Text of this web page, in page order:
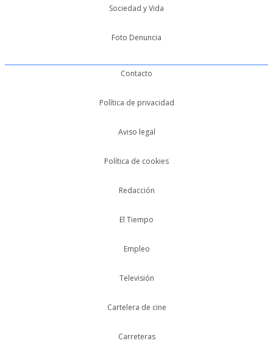
Sociedad y Vida
Foto Denuncia
Contacto
Política de privacidad
Aviso legal
Política de cookies
Redacción
El Tiempo
Empleo
Televisión
Cartelera de cine
Carreteras